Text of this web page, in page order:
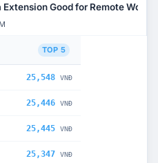
Good for Remote Work?
TOP 5
25,548 VNĐ
25,446 VNĐ
25,445 VNĐ
25,347 VNĐ